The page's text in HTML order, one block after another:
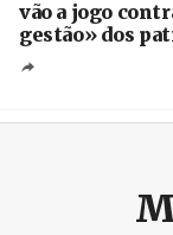
vão a jogo
gestão» dos